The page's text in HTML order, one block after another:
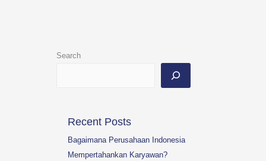
Search
Recent Posts
Bagaimana Perusahaan Indonesia
Mempertahankan Karyawan?